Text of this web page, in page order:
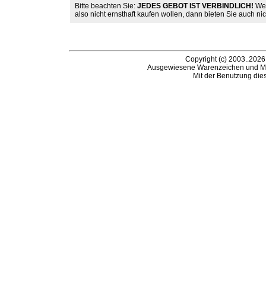
Bitte beachten Sie: JEDES GEBOT IST VERBINDLICH!
also nicht ernsthaft kaufen wollen, dann bieten Sie auch
Copyright (c)
Ausgewiesene Warenzeichen und
Mit der Benutzung